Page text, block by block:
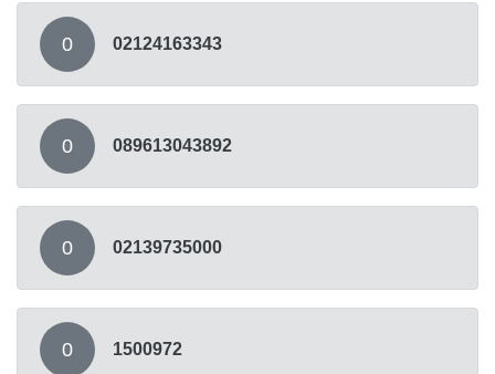
0 02124163343
0 089613043892
0 02139735000
0 1500972